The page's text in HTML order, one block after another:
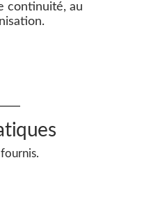
continuité, au
pour les